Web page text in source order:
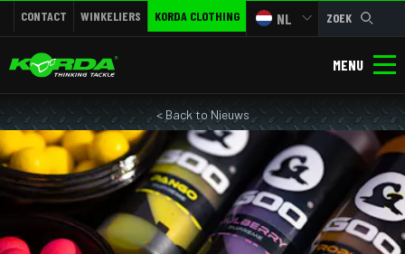
CONTACT WINKELIERS KORDA CLOTHING NL ZOEK
MENU
< Back to Nieuws